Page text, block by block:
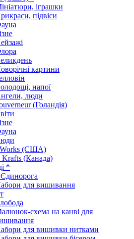
іграшки
підвіси
картини
напої
люди
(Голандія)
Works (США)
Krafts (Канада)
*
Єдинорога
для вишивання
схема на канві для
для вишивки нитками